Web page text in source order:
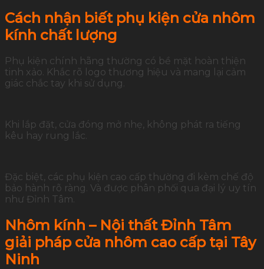
Cách nhận biết phụ kiện cửa nhôm
kính chất lượng
Phụ kiện chính hãng thường có bề mặt hoàn thiện
tinh xảo. Khắc rõ logo thương hiệu và mang lại cảm
giác chắc tay khi sử dụng.
Khi lắp đặt, cửa đóng mở nhẹ, không phát ra tiếng
kêu hay rung lắc.
Đặc biệt, các phụ kiện cao cấp thường đi kèm chế độ
bảo hành rõ ràng. Và được phân phối qua đại lý uy tín
như Đỉnh Tâm.
Nhôm kính – Nội thất Đỉnh Tâm
giải pháp cửa nhôm cao cấp tại Tây
Ninh